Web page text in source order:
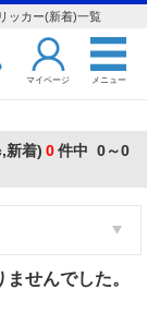
ッカー(新着)一覧
マイページ メニュー
新着) 0件中 0～0
せんでした。